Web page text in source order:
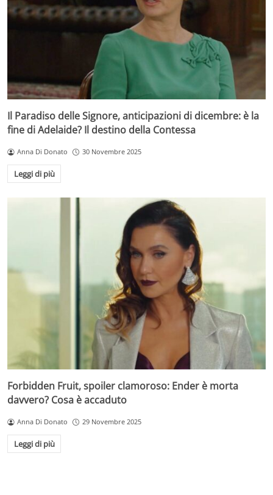
Il Paradiso delle Signore, anticipazioni di dicembre: è la
fine di Adelaide? Il destino della Contessa
Anna Di Donato 30 Novembre 2025
Leggi di più
Forbidden Fruit, spoiler clamoroso: Ender è morta
davvero? Cosa è accaduto
Anna Di Donato 29 Novembre 2025
Leggi di più